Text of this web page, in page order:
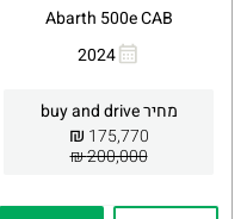
Abarth 500e CAB
2024
מחיר buy and drive
175,770
₪
200,000 ₪
Whatsapp